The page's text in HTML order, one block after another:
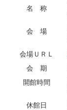
名 称
会 場
会場ＵＲＬ
会 期
開館時間
休館日